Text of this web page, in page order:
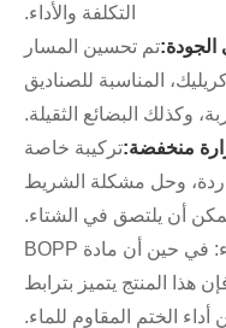
التكلفة والأداء.
تم تحسين المسار
المناسبة للصناديق
وكذلك البضائع الثقيلة.
منخفضة:تركيبة خاصة
وحل مشكلة الشريط
يمكن أن يلتصق في الشتاء.
الشريط اللاصق المقوى المقاوم للماء: في حين أن مادة BOPP
هذا المنتج يتميز بترابط
الختم المقاوم للماء.